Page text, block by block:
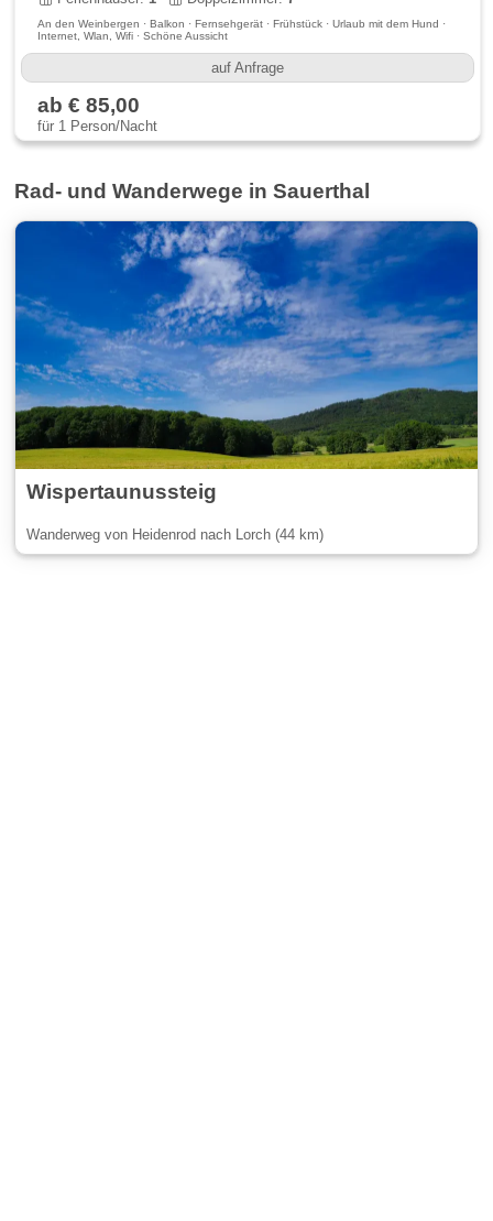
An den Weinbergen · Balkon · Fernsehgerät · Frühstück · Urlaub mit dem Hund ·
Internet, Wlan, Wifi · Schöne Aussicht
auf Anfrage
ab € 85,00
für 1 Person/Nacht
Rad- und Wanderwege in Sauerthal
Wispertaunussteig
Wanderweg von Heidenrod nach Lorch (44 km)